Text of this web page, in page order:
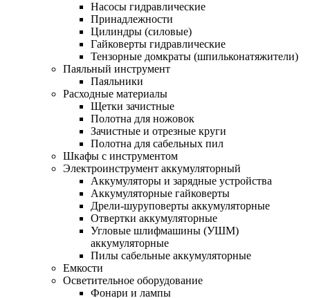
Насосы гидравлические
Принадлежности
Цилиндры (силовые)
Гайковерты гидравлические
Тензорные домкраты (шпильконатяжители)
Паяльный инструмент
Паяльники
Расходные материалы
Щетки зачистные
Полотна для ножовок
Зачистные и отрезные круги
Полотна для сабельных пил
Шкафы с инструментом
Электроинструмент аккумуляторный
Аккумуляторы и зарядные устройства
Аккумуляторные гайковерты
Дрели-шуруповерты аккумуляторные
Отвертки аккумуляторные
Угловые шлифмашины (УШМ)
аккумуляторные
Пилы сабельные аккумуляторные
Емкости
Осветительное оборудование
Фонари и лампы